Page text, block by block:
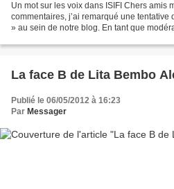
Un mot sur les voix dans ISIFI Chers amis
commentaires, j’ai remarqué une
» au sein de notre blog. En tant que
La face B de Lita Bembo
Publié le 06/05/2012 à 16:23
Par Messager